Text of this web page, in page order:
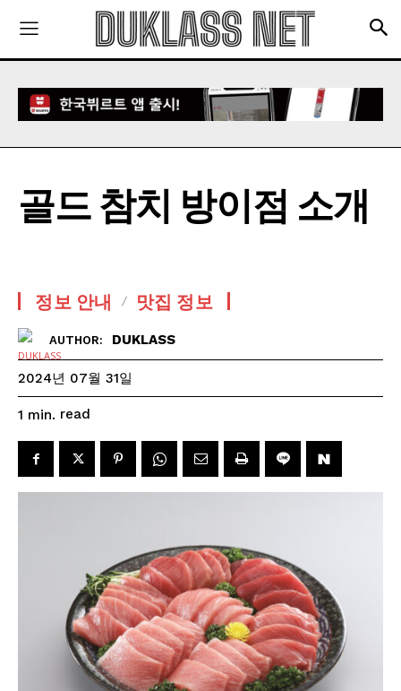
골드 참치 방이점 소개
정보 안내 맛집 정보
AUTHOR: DUKLASS
2024년 07월 31일
1 min. read